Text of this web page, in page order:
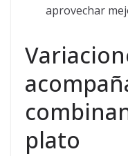
aprovechar
plato